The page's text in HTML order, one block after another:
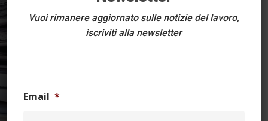
Decreto Coesione –
le novità in materia
Vuoi rimanere aggiornato sulle notizie del lavoro,
iscriviti alla newsletter
Email *